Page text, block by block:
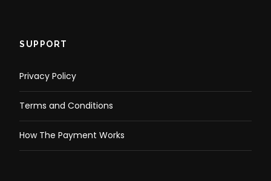
SUPPORT
Privacy Policy
Terms and Conditions
How The Payment Works